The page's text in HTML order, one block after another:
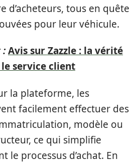
d’acheteurs, tous en quête
pour leur véhicule.
:Avis sur Zazzle : la vérité
service client
la plateforme, les
facilement effectuer des
modèle ou
ce qui simplifie
le processus d’achat. En